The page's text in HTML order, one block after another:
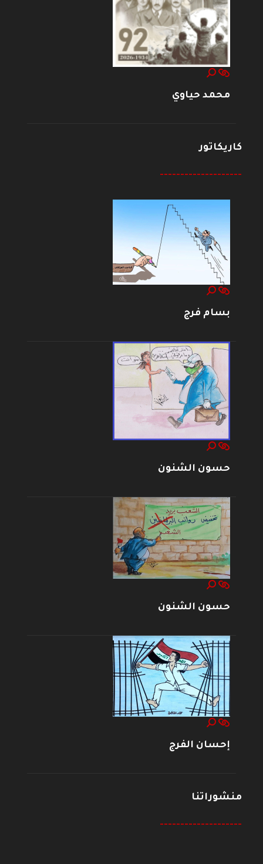
محمد حياوي
كاريكاتور
--------------------
بسام فرج
حسون الشنون
حسون الشنون
إحسان الفرج
منشوراتنا
--------------------